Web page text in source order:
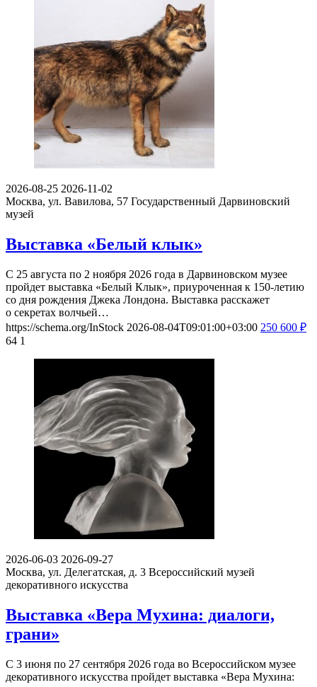
2026-08-25 2026-11-02
Москва, ул. Вавилова, 57 Государственный Дарвиновский
музей
Выставка «Белый клык»
С 25 августа по 2 ноября 2026 года в Дарвиновском музее
пройдет выставка «Белый Клык», приуроченная к 150-летию
со дня рождения Джека Лондона. Выставка расскажет
о секретах волчьей…
https://schema.org/InStock 2026-08-04T09:01:00+03:00 250 600 ₽
64 1
2026-06-03 2026-09-27
Москва, ул. Делегатская, д. 3 Всероссийский музей
декоративного искусства
Выставка «Вера Мухина: диалоги,
грани»
С 3 июня по 27 сентября 2026 года во Всероссийском музее
декоративного искусства пройдет выставка «Вера Мухина: